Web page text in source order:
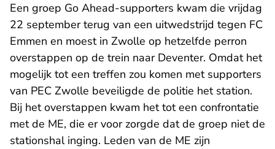
Een groep Go Ahead-supporters kwam die vrijdag
22 september terug van een uitwedstrijd tegen FC
Emmen en moest in Zwolle op hetzelfde perron
overstappen op de trein naar Deventer. Omdat het
mogelijk tot een treffen zou komen met supporters
van PEC Zwolle beveiligde de politie het station.
Bij het overstappen kwam het tot een confrontatie
met de ME, die er voor zorgde dat de groep niet de
stationshal inging. Leden van de ME zijn